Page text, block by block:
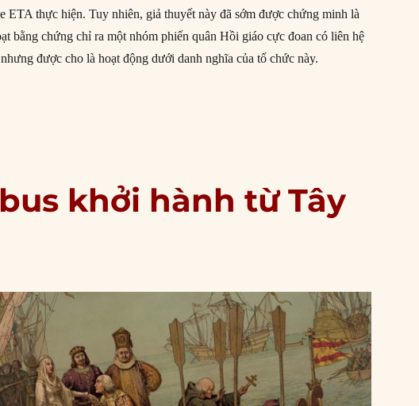
ETA thực hiện. Tuy nhiên, giả thuyết này đã sớm được chứng minh là
bằng chứng chỉ ra một nhóm phiến quân Hồi giáo cực đoan có liên hệ
được cho là hoạt động dưới danh nghĩa của tổ chức này.
2004: Đánh bom tàu ​​hỏa ở Madrid”
khởi hành từ Tây